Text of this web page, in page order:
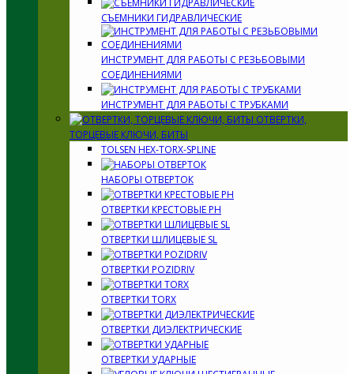
СЪЕМНИКИ ГИДРАВЛИЧЕСКИЕ
ИНСТРУМЕНТ ДЛЯ РАБОТЫ С РЕЗЬБОВЫМИ
СОЕДИНЕНИЯМИ
ИНСТРУМЕНТ ДЛЯ РАБОТЫ С ТРУБКАМИ
ОТВЕРТКИ,
ТОРЦЕВЫЕ КЛЮЧИ, БИТЫ
TOLSEN HEX-TORX-SPLINE
НАБОРЫ ОТВЕРТОК
ОТВЕРТКИ КРЕСТОВЫЕ PH
ОТВЕРТКИ ШЛИЦЕВЫЕ SL
ОТВЕРТКИ POZIDRIV
ОТВЕРТКИ TORX
ОТВЕРТКИ ДИЭЛЕКТРИЧЕСКИЕ
ОТВЕРТКИ УДАРНЫЕ